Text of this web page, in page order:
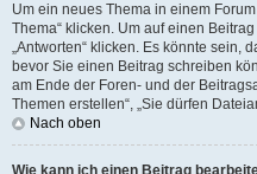
Um ein neues Thema in einem
Thema“ klicken. Um auf einen
„Antworten“ klicken. Es könnte sein,
bevor Sie einen Beitrag schreiben
am Ende der Foren- und der
Themen erstellen“, „Sie dürfen
Nach oben
Wie kann ich einen Beitrag